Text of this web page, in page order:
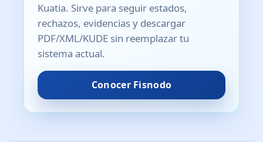
Kuatia. Sirve para seguir estados,
rechazos, evidencias y descargar
PDF/XML/KUDE sin reemplazar tu
sistema actual.
Conocer Fisnodo